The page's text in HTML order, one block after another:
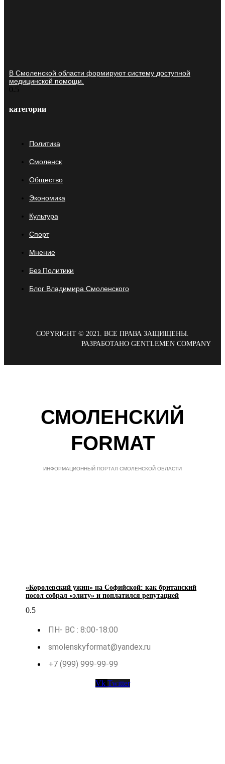
В Смоленской области формируют систему доступной
медицинской помощи.
категории
Политика
Смоленск
Общество
Экономика
Культура
Спорт
Мнение
Без Политики
Блог Владимира Смоленского
COPYRIGHT © 2021. ВСЕ ПРАВА ЗАЩИЩЕНЫ.
РАЗРАБОТАНО GENTLEMEN COMPANY
СМОЛЕНСКИЙ
FORMAT
ИНФОРМАЦИОННЫЙ ПОРТАЛ СМОЛЕНСКОЙ ОБЛАСТИ
«Королевский ужин» на Софийской: как британский
посол собрал «элиту» и поплатился репутацией
ПН- ВС : 8:00-18:00
smolenskyformat@yandex.ru
+7 (999) 999-99-99
Vk Twitter